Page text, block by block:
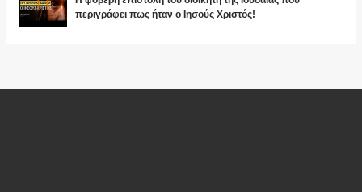
περιγράφει πως ήταν ο Ιησούς Χριστός!